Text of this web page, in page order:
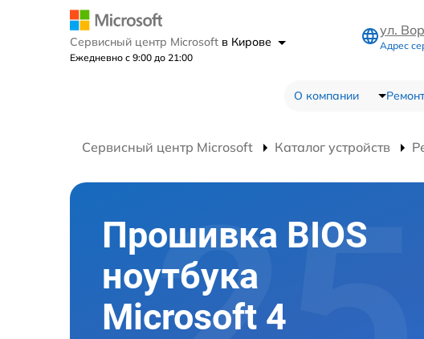
Сервисный центр Microsoft в Кирове
Ежедневно с 9:00 до 21:00
ул.
Адрес
О компании
Сервисный центр Microsoft Каталог устройств
Прошивка BIOS
ноутбука
Microsoft 4